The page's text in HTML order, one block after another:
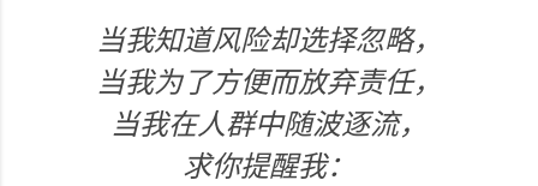
当我知道风险却选择忽略，
当我为了方便而放弃责任，
当我在人群中随波逐流，
求你提醒我：